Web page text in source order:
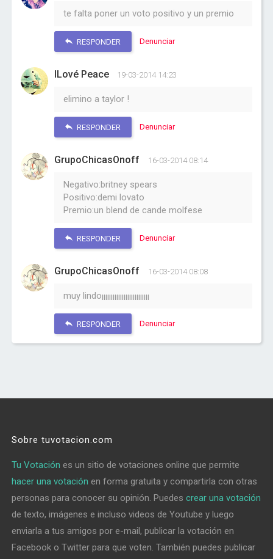
te falta poner un voto positivo y un premio
RESPONDER Denunciar
ILové Peace 19-03-2014 14:23
elimino a taylor !
RESPONDER Denunciar
GrupoChicasOnoff 16-03-2014 08:14
Negativo:britney spears
Positivo:demi lovato
Premio:un blend de cande molfese
RESPONDER Denunciar
GrupoChicasOnoff 16-03-2014 08:08
muy lindo¡¡¡¡¡¡¡¡¡¡¡¡¡¡¡¡¡¡¡¡¡¡¡¡¡¡
RESPONDER Denunciar
Sobre tuvotacion.com
Tu Votación es un sitio de votaciones online que permite
hacer una votación en forma gratuita y compartirla con otras
personas para conocer su opinión. Puedescrear una votación
de texto, imágenes e incluso videos de Youtube y luego
enviarla a tus amigos por e-mail, publicar la votación en
Facebook o Twitter para que voten. También puedes publicar